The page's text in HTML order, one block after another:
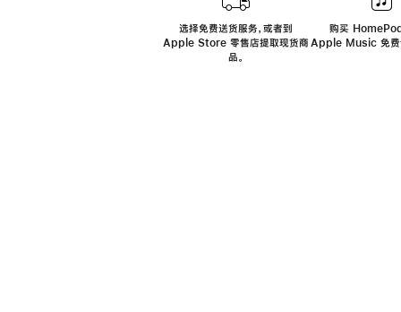
选择免费送货服务，或者到
Apple Store 零售店提取现货商
品。
购买
Apple Music 免费